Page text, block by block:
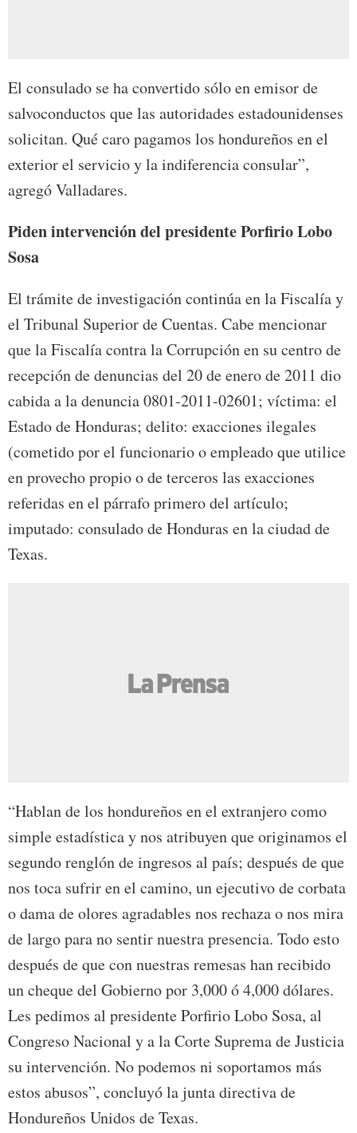
El consulado se ha convertido sólo en emisor de
salvoconductos que las autoridades estadounidenses
solicitan. Qué caro pagamos los hondureños en el
exterior el servicio y la indiferencia consular”,
agregó Valladares.
Piden intervención del presidente Porfirio Lobo
Sosa
El trámite de investigación continúa en la Fiscalía y
el Tribunal Superior de Cuentas. Cabe mencionar
que la Fiscalía contra la Corrupción en su centro de
recepción de denuncias del 20 de enero de 2011 dio
cabida a la denuncia 0801-2011-02601; víctima: el
Estado de Honduras; delito: exacciones ilegales
(cometido por el funcionario o empleado que utilice
en provecho propio o de terceros las exacciones
referidas en el párrafo primero del artículo;
imputado: consulado de Honduras en la ciudad de
Texas.
“Hablan de los hondureños en el extranjero como
simple estadística y nos atribuyen que originamos el
segundo renglón de ingresos al país; después de que
nos toca sufrir en el camino, un ejecutivo de corbata
o dama de olores agradables nos rechaza o nos mira
de largo para no sentir nuestra presencia. Todo esto
después de que con nuestras remesas han recibido
un cheque del Gobierno por 3,000 ó 4,000 dólares.
Les pedimos al presidente Porfirio Lobo Sosa, al
Congreso Nacional y a la Corte Suprema de Justicia
su intervención. No podemos ni soportamos más
estos abusos”, concluyó la junta directiva de
Hondureños Unidos de Texas.